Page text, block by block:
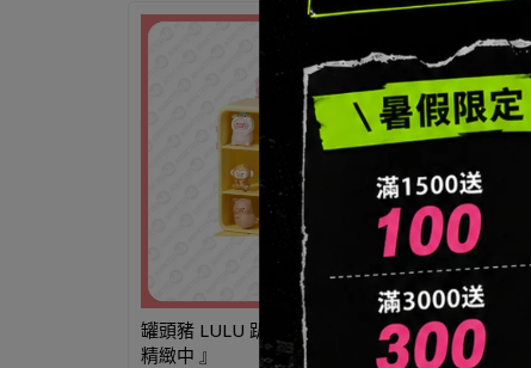
罐頭豬 LULU 趴趴 公仔 系列盲盒 『
精緻中 』